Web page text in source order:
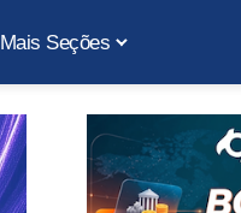
Mais Seções